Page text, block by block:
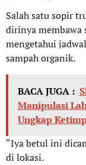
Salah satu sopir
dirinya membawa
mengetahui
sampah organik.
BACA JUGA :
Manipulasi
Ungkap
“Iya betul ini
di lokasi.